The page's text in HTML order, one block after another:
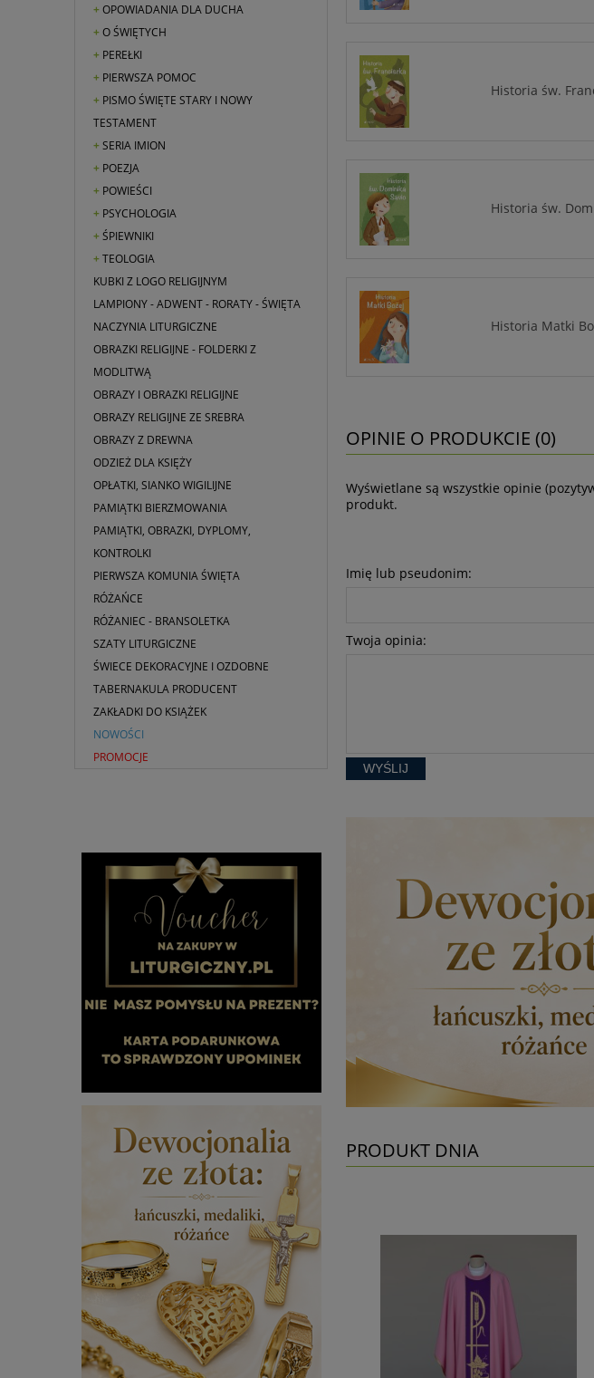
OPOWIADANIA DLA DUCHA
O ŚWIĘTYCH
PEREŁKI
PIERWSZA POMOC
PISMO ŚWIĘTE STARY I NOWY
TESTAMENT
SERIA IMION
POEZJA
POWIEŚCI
PSYCHOLOGIA
ŚPIEWNIKI
TEOLOGIA
KUBKI Z LOGO RELIGIJNYM
LAMPIONY - ADWENT - RORATY - ŚWIĘTA
NACZYNIA LITURGICZNE
OBRAZKI RELIGIJNE - FOLDERKI Z
MODLITWĄ
OBRAZY I OBRAZKI RELIGIJNE
OBRAZY RELIGIJNE ZE SREBRA
OBRAZY Z DREWNA
ODZIEŻ DLA KSIĘŻY
OPŁATKI, SIANKO WIGILIJNE
PAMIĄTKI BIERZMOWANIA
PAMIĄTKI, OBRAZKI, DYPLOMY,
KONTROLKI
PIERWSZA KOMUNIA ŚWIĘTA
RÓŻAŃCE
RÓŻANIEC - BRANSOLETKA
SZATY LITURGICZNE
ŚWIECE DEKORACYJNE I OZDOBNE
TABERNAKULA PRODUCENT
ZAKŁADKI DO KSIĄŻEK
NOWOŚCI
PROMOCJE
Historia św.
Historia św.
Historia Matki
OPINIE O PRODUKCIE (0)
Wyświetlane są wszystkie opinie
produkt.
Imię lub pseudonim:
Twoja opinia:
WYŚLIJ
PRODUKT DNIA